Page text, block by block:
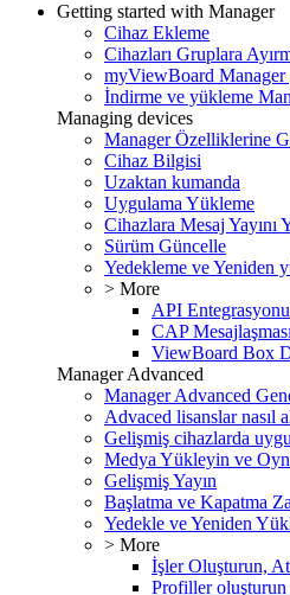
Getting started with Manager
Cihaz Ekleme
Cihazları Gruplara
myViewBoard Manager
İndirme ve yükleme
Managing devices
Manager Özelliklerine
Cihaz Bilgisi
Uzaktan kumanda
Uygulama Yükleme
Cihazlara Mesaj Yayını
Sürüm Güncelle
Yedekleme ve Yeniden
> More
API Entegrasyonu
CAP Mesajlaşması
ViewBoard Box
Manager Advanced
Manager Advanced
Advaced lisanslar nasıl
Gelişmiş cihazlarda
Medya Yükleyin ve
Gelişmiş Yayın
Başlatma ve Kapatma
Yedekle ve Yeniden
> More
İşler Oluşturun,
Profiller oluşturun